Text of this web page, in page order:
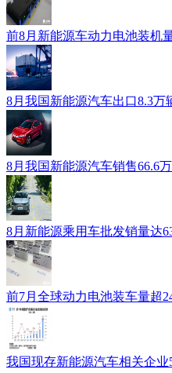
前8月新能源车动力电池装机
8月我国新能源汽车出口8.3万
8月我国新能源汽车销售66.6
8月新能源乘用车批发销量达
前7月全球动力电池装车量超
我国现存新能源汽车相关企业